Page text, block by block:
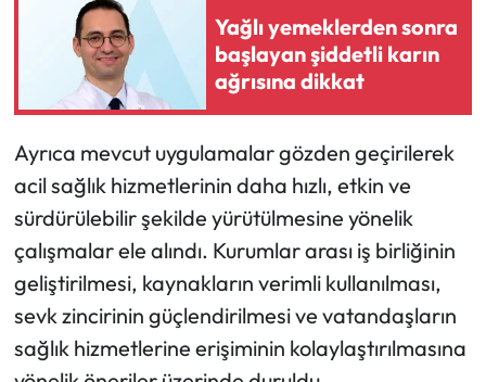
Yağlı yemeklerden sonra
başlayan şiddetli karın
ağrısına dikkat
Ayrıca mevcut uygulamalar gözden geçirilerek
acil sağlık hizmetlerinin daha hızlı, etkin ve
sürdürülebilir şekilde yürütülmesine yönelik
çalışmalar ele alındı. Kurumlar arası iş birliğinin
geliştirilmesi, kaynakların verimli kullanılması,
sevk zincirinin güçlendirilmesi ve vatandaşların
sağlık hizmetlerine erişiminin kolaylaştırılmasına
Turizm
Uğurludağ Haberleri
Yayla Haber
Yemek Tarifleri
Yerel Haberler